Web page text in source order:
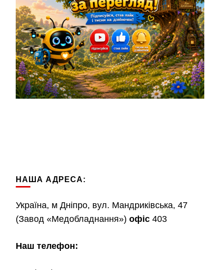
НАША АДРЕСА:
Україна, м Дніпро, вул. Мандриківська, 47
(Завод «Медобладнання») офіс 403
Наш телефон: